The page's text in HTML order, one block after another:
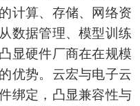
计算、存储、网络资
数据管理、模型训练
显硬件厂商在在规模
优势。云宏与电子云
绑定，凸显兼容性与